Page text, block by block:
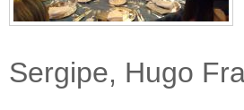
Sergipe, Hugo